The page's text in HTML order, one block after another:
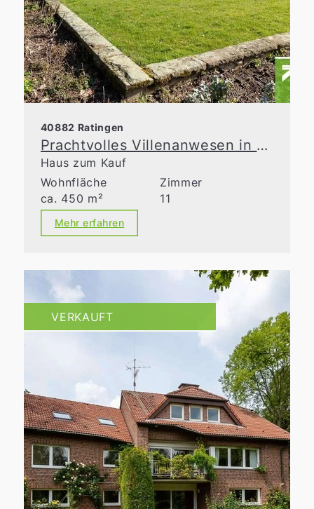
40882 Ratingen
Prachtvolles Villenanwesen in einzigartigem Naturrefugium
Haus zum Kauf
Wohnfläche
ca. 450 m²
Zimmer
11
Mehr erfahren
VERKAUFT